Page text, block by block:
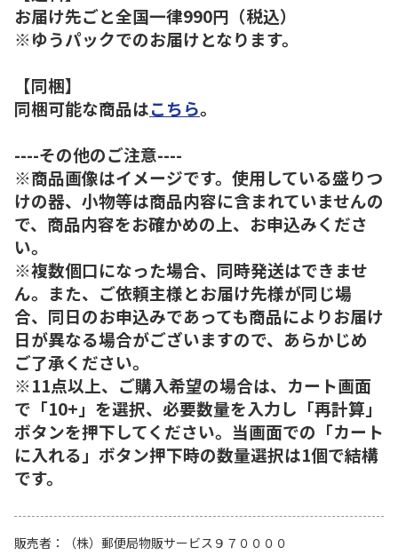
お届け先ごと全国一律990円（税込）
※ゆうパックでのお届けとなります。
【同梱】
同梱可能な商品はこちら。
----その他のご注意----
※商品画像はイメージです。使用している盛りつ
けの器、小物等は商品内容に含まれていませんの
で、商品内容をお確かめの上、お申込みくださ
い。
※複数個口になった場合、同時発送はできませ
ん。また、ご依頼主様とお届け先様が同じ場
合、同日のお申込みであっても商品によりお届け
日が異なる場合がございますので、あらかじめ
ご了承ください。
※11点以上、ご購入希望の場合は、カート画面
で「10+」を選択、必要数量を入力し「再計算」
ボタンを押下してください。当画面での「カート
に入れる」ボタン押下時の数量選択は1個で結構
です。
販売者
（株）郵便局物販サービス９７００００